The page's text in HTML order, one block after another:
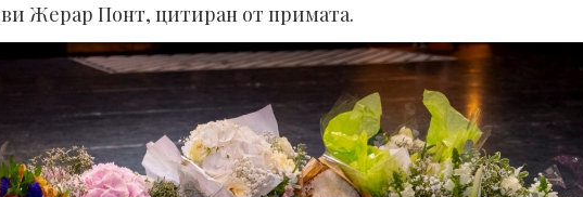
Жерар Понт, цитиран от примата.